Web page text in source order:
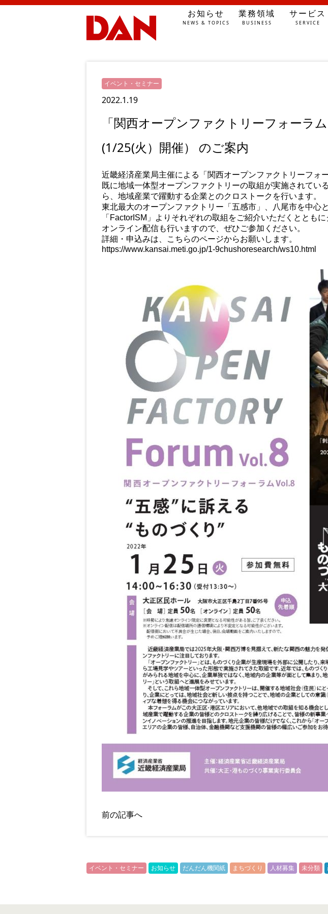
お知らせ
NEWS & TOPICS
業務領域
BUSINESS
サービス
SERVICE
イベント・セミナー
2022.1.19
「関西オープンファクトリーフォーラ
(1/25(火）開催） のご案内
近畿経済産業局主催による「関西オープンファクトリーフォ
既に地域一体型オープンファクトリーの取組が実施されて
ら、地域産業で躍動する企業とのクロストークを行います。
東北最大のオープンファクトリー「五感市」、八尾市を中心
「FactorISM」よりそれぞれの取組をご紹介いただくととも
オンライン配信も行いますので、ぜひご参加ください。
詳細・申込みは、こちらのページからお願いします。
https://www.kansai.meti.go.jp/1-9chushoresearch/ws10.html
前の記事へ
イベント・セミナー お知らせ だんだん機関紙 まちづくり 人材募集 未分類